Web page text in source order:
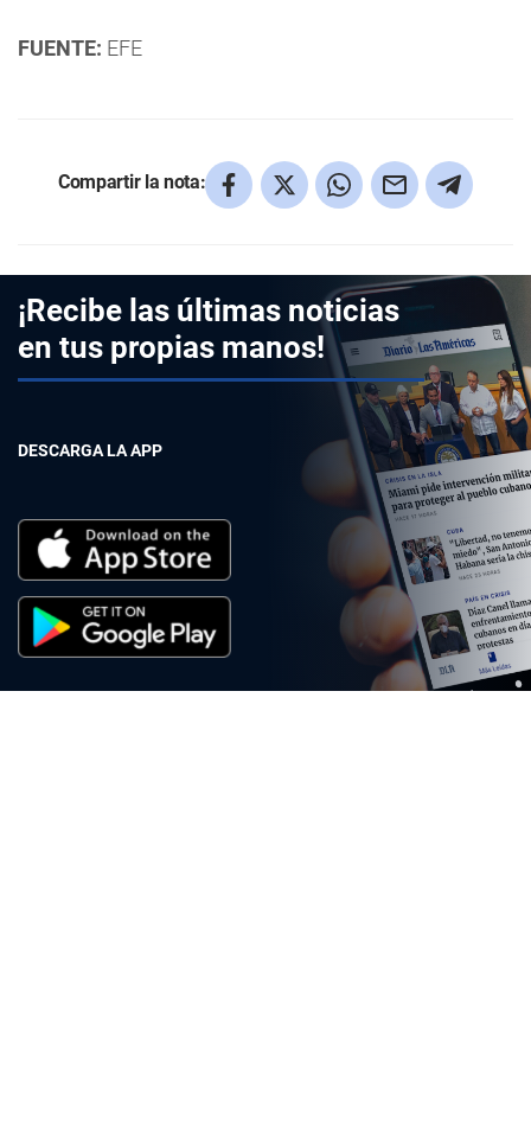
FUENTE: EFE
Compartir la nota:
¡Recibe las últimas noticias
en tus propias manos!
DESCARGA LA APP